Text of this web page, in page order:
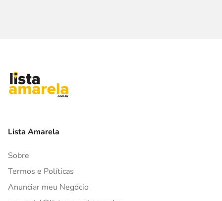
Lista Amarela
Sobre
Termos e Políticas
Anunciar meu Negócio